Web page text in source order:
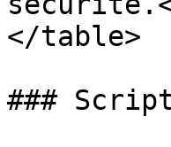
</table>
###